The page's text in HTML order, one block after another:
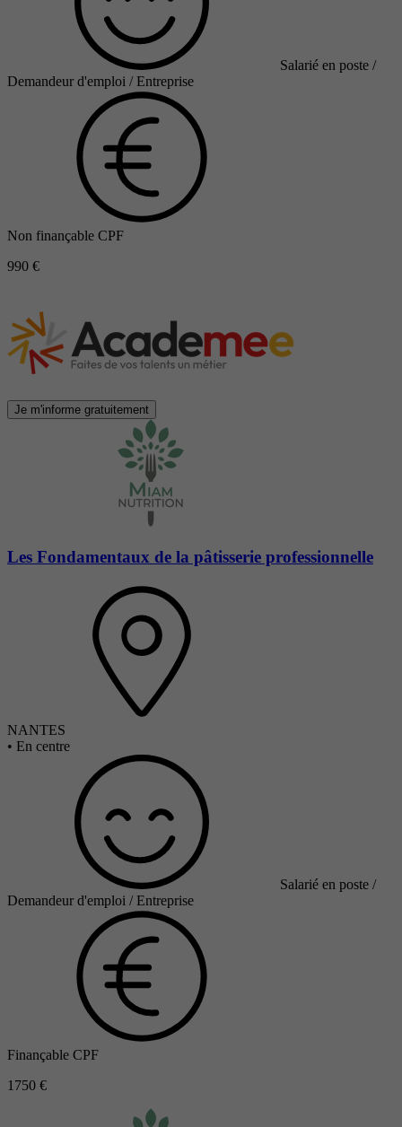
Salarié en poste /
Demandeur d'emploi / Entreprise
Non finançable CPF
990 €
Je m'informe gratuitement
Les Fondamentaux de la pâtisserie professionnelle
NANTES
• En centre
Salarié en poste /
Demandeur d'emploi / Entreprise
Finançable CPF
1750 €